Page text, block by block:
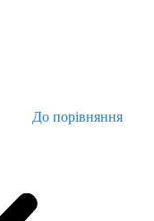
До порівняння